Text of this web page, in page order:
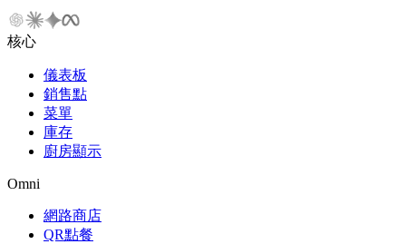
核心
儀表板
銷售點
菜單
庫存
廚房顯示
Omni
網路商店
QR點餐